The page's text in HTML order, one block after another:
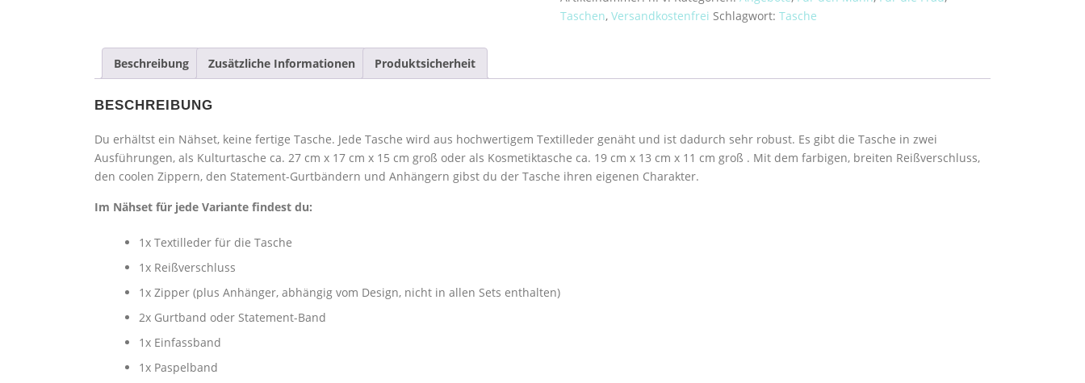
sage
Taschen,Versandkostenfrei Schlagwort:Tasche
Beschreibung Zusätzliche Informationen Produktsicherheit
BESCHREIBUNG
Du erhältst ein Nähset, keine fertige Tasche. Jede Tasche wird aus hochwertigem Textilleder genäht und ist dadurch sehr robust. Es gibt die Tasche in zwei
Ausführungen, als Kulturtasche ca. 27 cm x 17 cm x 15 cm groß oder als Kosmetiktasche ca. 19 cm x 13 cm x 11 cm groß . Mit dem farbigen, breiten Reißverschluss,
den coolen Zippern, den Statement-Gurtbändern und Anhängern gibst du der Tasche ihren eigenen Charakter.
Im Nähset für jede Variante findest du:
1x Textilleder für die Tasche
1x Reißverschluss
1x Zipper (plus Anhänger, abhängig vom Design, nicht in allen Sets enthalten)
2x Gurtband oder Statement-Band
1x Einfassband
1x Paspelband